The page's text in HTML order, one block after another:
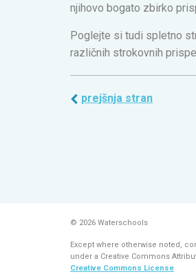
njihovo bogato zbirko
Poglejte si tudi spletno
različnih strokovnih
prejšnja stran
© 2026 Waterschools
Except where otherwise noted,
under a Creative Commons
Creative Commons License